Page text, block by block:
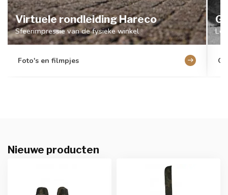
Virtuele rondleiding Hareco
Sfeerimpressie van de fysieke winkel
Foto's en filmpjes
Nieuwe producten